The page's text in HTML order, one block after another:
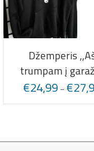
Džemperis
trumpam į
€24,99 – €